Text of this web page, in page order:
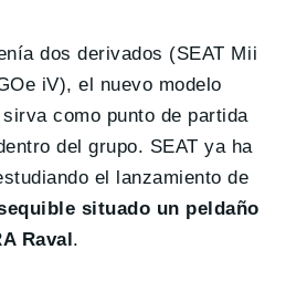
dos derivados (SEAT Mii
iV), el nuevo modelo
como punto de partida
del grupo. SEAT ya ha
el lanzamiento de
situado un peldaño
Raval.